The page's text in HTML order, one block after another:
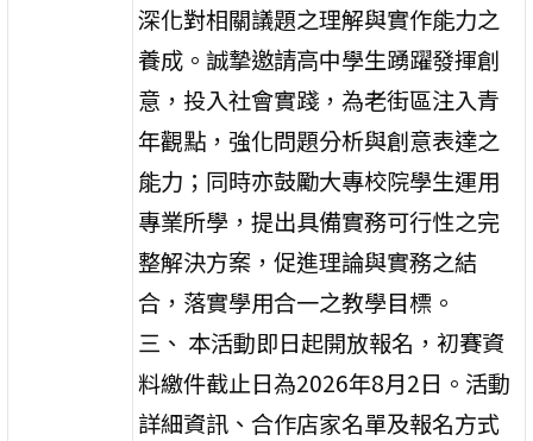
深化對相關議題之理解與實作能力之
養成。誠摯邀請高中學生踴躍發揮創
意，投入社會實踐，為老街區注入青
年觀點，強化問題分析與創意表達之
能力；同時亦鼓勵大專校院學生運用
專業所學，提出具備實務可行性之完
整解決方案，促進理論與實務之結
合，落實學用合一之教學目標。
三、 本活動即日起開放報名，初賽資
料繳件截止日為2026年8月2日。活動
詳細資訊、合作店家名單及報名方式